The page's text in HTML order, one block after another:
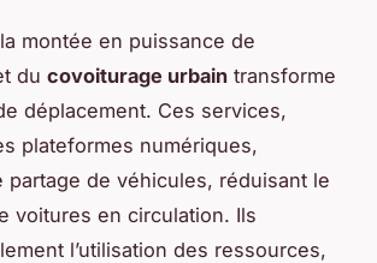
montée en puissance de
du covoiturage urbain transforme
déplacement. Ces services,
plateformes numériques,
partage de véhicules, réduisant le
voitures en circulation. Ils
l’utilisation des ressources,